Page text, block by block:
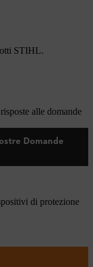
STIHL.
alle domande
Domande
di protezione